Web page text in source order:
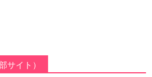
サイト）